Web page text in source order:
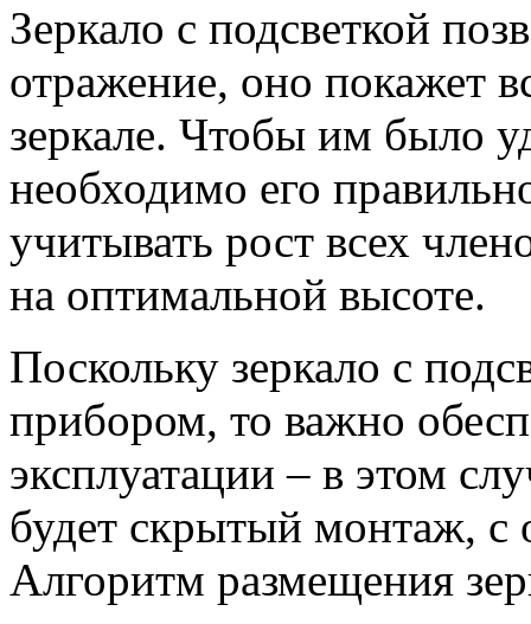
Зеркало с подсветкой
отражение, оно покажет
зеркале. Чтобы им было
необходимо его
учитывать рост всех
на оптимальной высоте.
Поскольку зеркало с
прибором, то важно
эксплуатации – в этом
будет скрытый монтаж, с
Алгоритм размещения